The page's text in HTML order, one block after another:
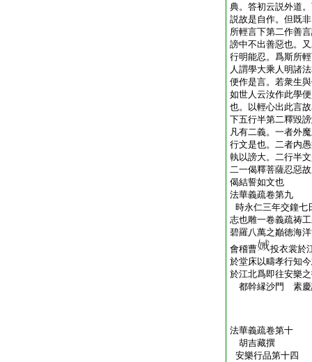
典。答初云説外道
説故是自作。但既
所輕言下第二作善
謗中不出善惡也。
行明能忍。爲斯所
人謂學大乘人明諸
便作是言。若衆生
如世人云汝作此學
也。以輕心出此言
下五行半第二釋毀
凡有二義。一者外
行文是也。二者内
執以謗大。二行半
二一偈釋菩薩忍惡
偈結誓如文也
法華義疏卷第九
時永仁三年交鐘七
志也雕一卷義疏祷
碧羅八萬之巓徳海
會稽曹
投衣裳於
於堂床以疇孝行知
於江北爲即往安樂
都幹縁沙門 素
法華義疏卷第十
胡吉藏撰
安樂行品第十四